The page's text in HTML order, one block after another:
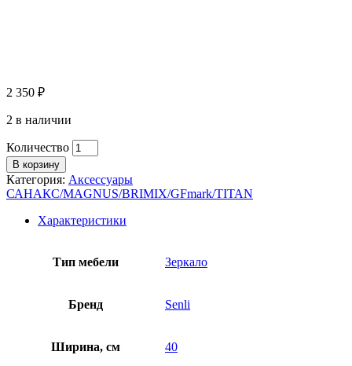
2 350 ₽
2 в наличии
Количество
В корзину
Категория: Аксессуары
САНАКС/MAGNUS/BRIMIX/GFmark/TITAN
Характеристики
Тип мебели Зеркало
Бренд Senli
Ширина, см 40